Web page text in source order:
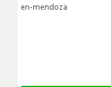
en-mendoza